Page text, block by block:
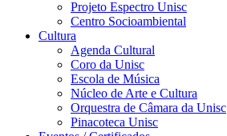
Projeto Espectro Unisc
Centro Socioambiental
Cultura
Agenda Cultural
Coro da Unisc
Escola de Música
Núcleo de Arte e Cultura
Orquestra de Câmara da Unisc
Pinacoteca Unisc